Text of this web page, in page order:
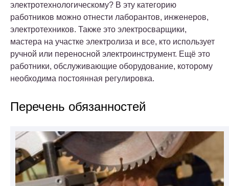
электротехнологическому? В эту категорию
работников можно отнести лаборантов, инженеров,
электротехников. Также это электросварщики,
мастера на участке электролиза и все, кто использует
ручной или переносной электроинструмент. Ещё это
работники, обслуживающие оборудование, которому
необходима постоянная регулировка.
Перечень обязанностей